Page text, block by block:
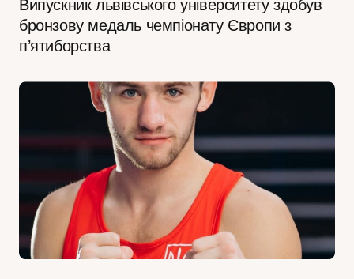
Випускник львівського університету здобув
бронзову медаль чемпіонату Європи з
п’ятиборства